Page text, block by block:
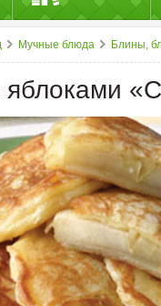
Мучные блюда Блины,